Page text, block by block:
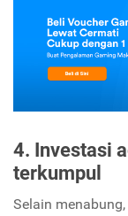
4. Investasi
terkumpul
Selain